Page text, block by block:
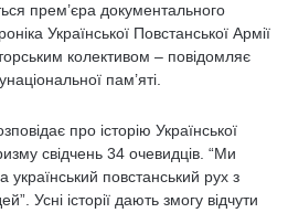
прем’єра документального
Української Повстанської Армії
колективом – повідомляє
пам’яті.
про історію Української
свідчень 34 очевидців. “Ми
повстанський рух з
Усні історії дають змогу відчути